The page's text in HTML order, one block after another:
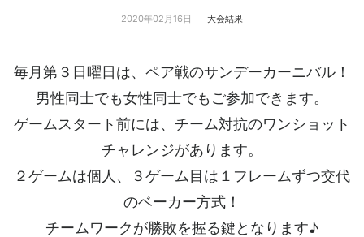
2020年02月16日 大会結果
毎月第３日曜日は、ペア戦のサンデーカーニバル！
男性同士でも女性同士でもご参加できます。
ゲームスタート前には、チーム対抗のワンショット
チャレンジがあります。
２ゲームは個人、３ゲーム目は１フレームずつ交代
のベーカー方式！
チームワークが勝敗を握る鍵となります♪